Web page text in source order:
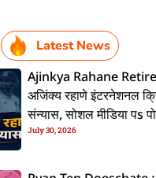
Latest News
Ajinkya Rahane
अजिंक्य रहाणे इंटरनेशनल
संन्यास, सोशल मीडिया पs
कइलें एलान
July 30, 2026